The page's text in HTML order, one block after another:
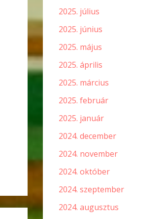
2025. július
2025. június
2025. május
2025. április
2025. március
2025. február
2025. január
2024. december
2024. november
2024. október
2024. szeptember
2024. augusztus